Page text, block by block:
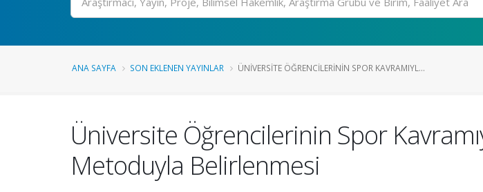
ANA SAYFA SON EKLENEN YAYINLAR ÜNIVERSITE ÖĞRENCILERININ SPOR KAVRAMIYL...
Üniversite Öğrencilerinin Spor
Metoduyla Belirlenmesi